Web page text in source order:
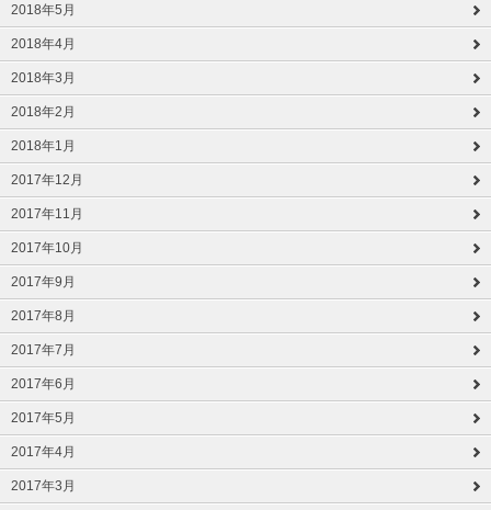
2018年5月
2018年4月
2018年3月
2018年2月
2018年1月
2017年12月
2017年11月
2017年10月
2017年9月
2017年8月
2017年7月
2017年6月
2017年5月
2017年4月
2017年3月